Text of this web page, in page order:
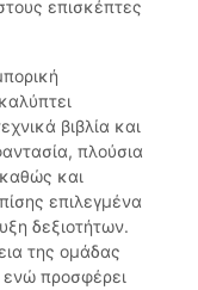
επισκέπτες
βιβλία και
πλούσια
και
επιλεγμένα
δεξιοτήτων.
της ομάδας
ενώ προσφέρει